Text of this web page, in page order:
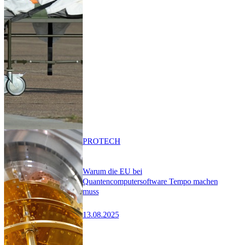
Warum die EU bei
Quantencomputersoftware Tempo machen
muss
13.08.2025
PROTECH